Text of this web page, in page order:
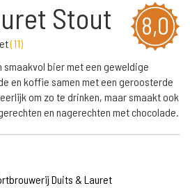
8,0
Stout
(11)
smaakvol bier met een geweldige
en koffie samen met een geroosterde
om zo te drinken, maar smaakt ook
en nagerechten met chocolade.
Duits & Lauret